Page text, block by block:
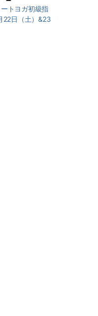
ートヨガ初級指
22日（土）&23